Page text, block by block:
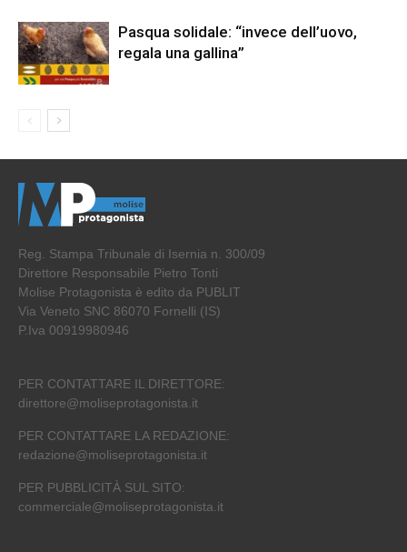
Pasqua solidale: “invece dell’uovo,
regala una gallina”
Reg. Stampa Tribunale di Isernia n. 300/09
Direttore Responsabile Pietro Tonti
Molise Protagonista è edito da PUBLIT
Via Veneto SNC 86070 Fornelli (IS)
P.Iva 00919980946
PER CONTATTARE IL DIRETTORE:
direttore@moliseprotagonista.it
PER CONTATTARE LA REDAZIONE:
redazione@moliseprotagonista.it
PER PUBBLICITÀ SUL SITO:
commerciale@moliseprotagonista.it